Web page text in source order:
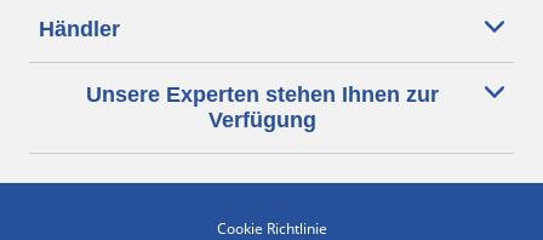
Händler
Unsere Experten stehen Ihnen zur
Verfügung
Cookie Richtlinie